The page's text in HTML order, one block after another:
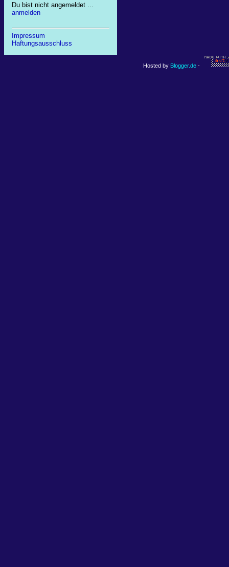
Du bist nicht angemeldet ...
anmelden
Impressum
Haftungsausschluss
Hosted by Blogger.de -